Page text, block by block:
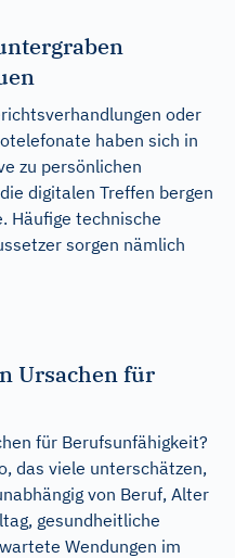
oder
haben sich in
zu persönlichen
digitalen Treffen bergen
Häufige technische
sorgen nämlich
Ursachen für
für Berufsunfähigkeit?
das viele unterschätzen,
von Beruf, Alter
gesundheitliche
Wendungen im